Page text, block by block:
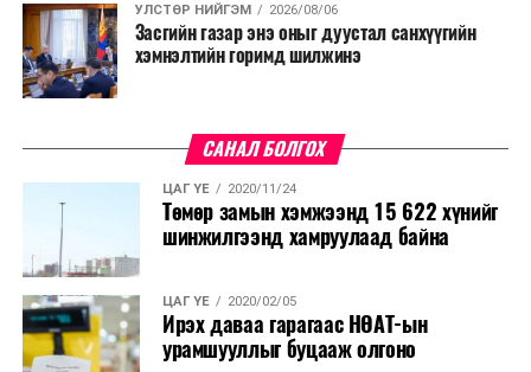
УЛСТӨР НИЙГЭМ 2026/08/06
Засгийн газар энэ оныг дуустал санхүүгийн
хэмнэлтийн горимд шилжинэ
САНАЛ БОЛГОХ
ЦАГ ҮЕ 2020/11/24
Төмөр замын хэмжээнд 15 622 хүнийг
шинжилгээнд хамруулаад байна
ЦАГ ҮЕ 2020/02/05
Ирэх даваа гарагаас НӨАТ-ын
урамшууллыг буцааж олгоно